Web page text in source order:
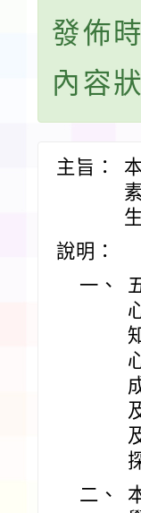
發佈
內容
主旨：
說明：
一、
二、